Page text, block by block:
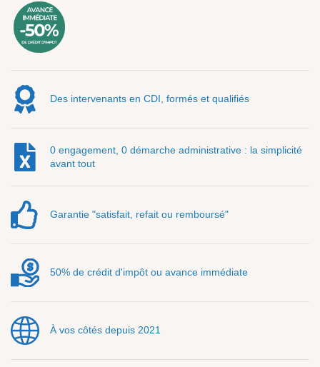
Des intervenants en CDI, formés et qualifiés
0 engagement, 0 démarche administrative : la simplicité
avant tout
Garantie "satisfait, refait ou remboursé"
50% de crédit d'impôt ou avance immédiate
À vos côtés depuis 2021